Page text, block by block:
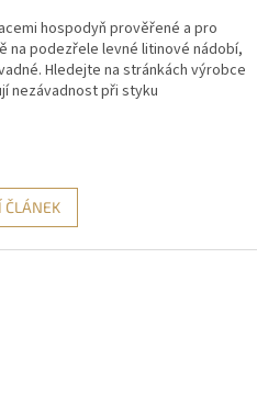
hospodyň prověřené a pro
na podezřele levné litinové nádobí,
Hledejte na stránkách výrobce
nezávadnost při styku
ČLÁNEK